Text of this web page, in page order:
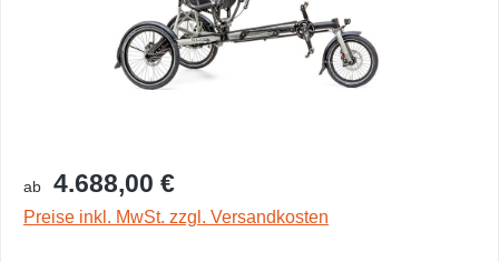
ab 4.688,00 €
Preise inkl. MwSt. zzgl. Versandkosten